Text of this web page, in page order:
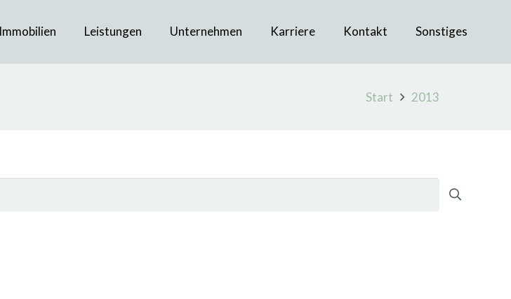
Immobilien Leistungen Unternehmen Karriere Kontakt Sonstiges
Start 2013